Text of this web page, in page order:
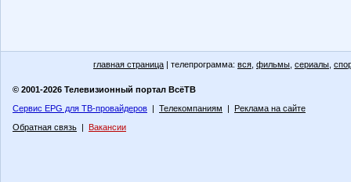
главная страница | телепрограмма: вся фильмы сериалы
© 2001-2026 Телевизионный портал ВсёТВ
Сервис EPG для ТВ-провайдеров | Телекомпаниям | Реклама на сайте
Обратная связь | Вакансии